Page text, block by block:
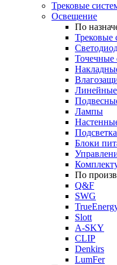
Трековые
Освещение
По
Трековые
Точечные
Линейные
Лампы
Блоки
По
Q&F
SWG
Slott
A-SKY
CLIP
Denkirs
LumFer